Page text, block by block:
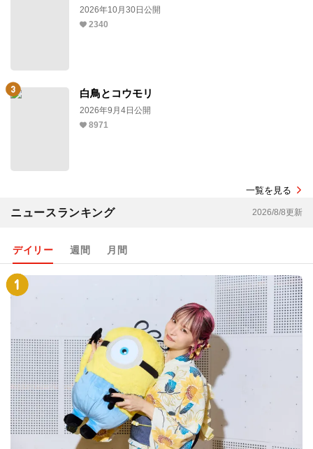
2026年10月30日公開
2340
白鳥とコウモリ
2026年9月4日公開
8971
一覧を見る
ニュースランキング 2026/8/8更新
デイリー 週間 月間